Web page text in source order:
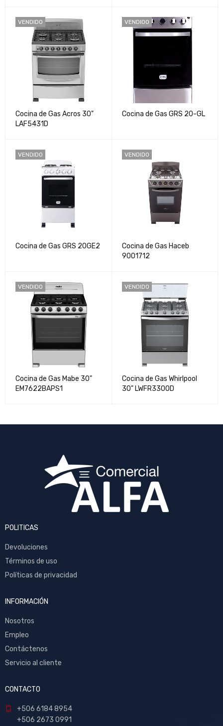
VENDIDO
Cocina de Gas Acros 30"
LAF5431D
VENDIDO
Cocina de Gas GRS 20-GL
VENDIDO
Cocina de Gas GRS 20GE2
VENDIDO
Cocina de Gas Haceb
9001712
VENDIDO
Cocina de Gas Mabe 30"
EM7622BAPS1
VENDIDO
Cocina de Gas Whirlpool
30" LWFR3300D
POLITICAS
Devoluciones
Términos de uso
Políticas de privacidad
INFORMACIÓN
Nosotros
Empleo
Contáctenos
Servicio al cliente
CONTACTO
+506 6184 8954
+506 2673 0991